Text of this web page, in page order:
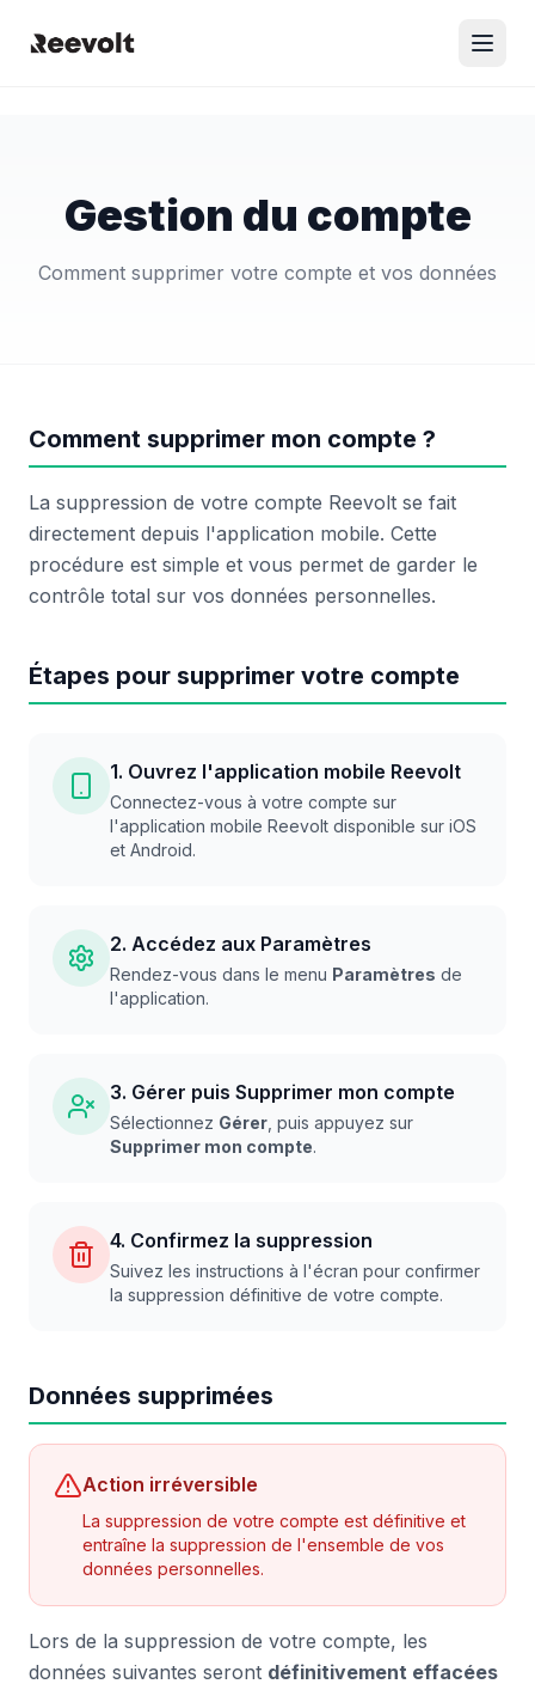
Gestion du compte
Comment supprimer votre compte et vos données
Comment supprimer mon compte ?
La suppression de votre compte Reevolt se fait
directement depuis l'application mobile. Cette
procédure est simple et vous permet de garder le
contrôle total sur vos données personnelles.
Étapes pour supprimer votre compte
1. Ouvrez l'application mobile Reevolt
Connectez-vous à votre compte sur
l'application mobile Reevolt disponible sur iOS
et Android.
2. Accédez aux Paramètres
Rendez-vous dans le menu Paramètres de
l'application.
3. Gérer puis Supprimer mon compte
Sélectionnez Gérer , puis appuyez sur
Supprimer mon compte.
4. Confirmez la suppression
Suivez les instructions à l'écran pour confirmer
la suppression définitive de votre compte.
Données supprimées
Action irréversible
La suppression de votre compte est définitive et
entraîne la suppression de l'ensemble de vos
données personnelles.
Lors de la suppression de votre compte, les
données suivantes seront définitivement effacées